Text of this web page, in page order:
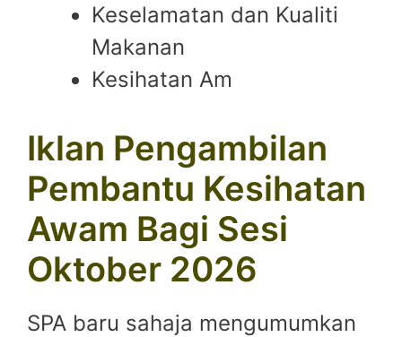
Keselamatan dan Kualiti
Makanan
Kesihatan Am
Iklan Pengambilan
Pembantu Kesihatan
Awam Bagi Sesi
Oktober 2026
SPA baru sahaja mengumumkan